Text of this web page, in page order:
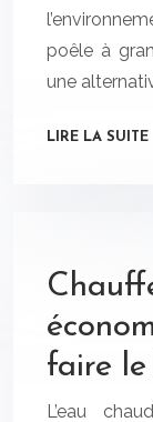
poêle à
une
LIRE LA SUITE
faire le
L’eau